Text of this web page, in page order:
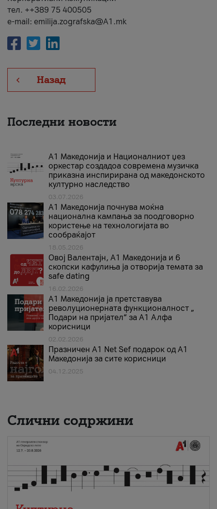
тел. ++389 75 400505
e-mail: emilija.zografska@A1.mk
Назад
Последни новости
А1 Македонија и Националниот џез
оркестар создадоа современа музичка
приказна инспирирана од македонското
културно наследство
03.07.2026
A1 Македонија почнува моќна
национална кампања за поодговорно
користење на технологијата во
сообраќајот
18.05.2026
Овој Валентајн, A1 Македонија и 6
скопски кафулиња ја отворија темата за
safe dating
16.02.2026
А1 Македонија ја претставува
револуционерната функционалност „
Подари на пријател“ за А1 Алфа
корисници
02.02.2026
Празничен A1 Net Sеf подарок од А1
Македонија за сите корисници
04.12.2025
Слични содржини